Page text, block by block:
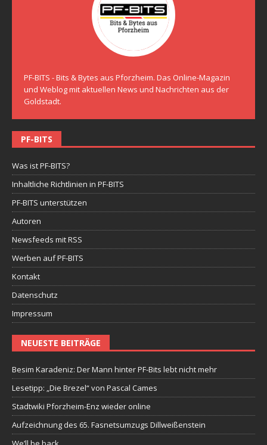
PF-BITS - Bits & Bytes aus Pforzheim. Das Online-Magazin
und Weblog mit aktuellen News und Nachrichten aus der
Goldstadt.
PF-BITS
Was ist PF-BITS?
Inhaltliche Richtlinien in PF-BITS
PF-BITS unterstützen
Autoren
Newsfeeds mit RSS
Werben auf PF-BITS
Kontakt
Datenschutz
Impressum
NEUESTE BEITRÄGE
Besim Karadeniz: Der Mann hinter PF-Bits lebt nicht mehr
Lesetipp: „Die Brezel“ von Pascal Cames
Stadtwiki Pforzheim-Enz wieder online
Aufzeichnung des 65. Fasnetsumzugs Dillweißenstein